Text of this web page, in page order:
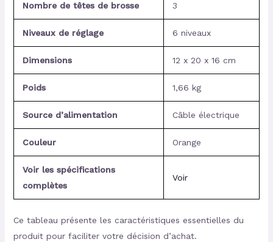
Nombre de têtes de brosse 3
Niveaux de réglage 6 niveaux
Dimensions 12 x 20 x 16 cm
Poids 1,66 kg
Source d’alimentation Câble électrique
Couleur Orange
Voir les spécifications
complètes
Voir
Ce tableau présente les caractéristiques essentielles du
produit pour faciliter votre décision d’achat.